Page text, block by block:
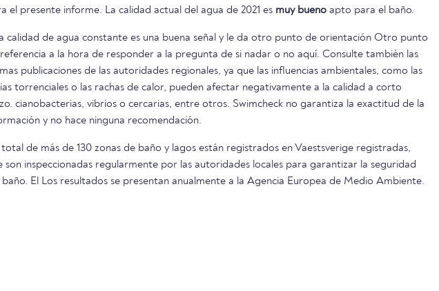
el presente informe. La calidad actual del agua de 2021 es muy bueno apto para el baño.
calidad de agua constante es una buena señal y le da otro punto de orientación Otro punto
a la hora de responder a la pregunta de si nadar o no aquí. Consulte también las
publicaciones de las autoridades regionales, ya que las influencias ambientales, como las
torrenciales o las rachas de calor, pueden afectar negativamente a la calidad a corto
cianobacterias, vibrios o cercarias, entre otros. Swimcheck no garantiza la exactitud de la
y no hace ninguna recomendación.
total de más de 130 zonas de baño y lagos están registrados en Vaestsverige registradas,
son inspeccionadas regularmente por las autoridades locales para garantizar la seguridad
baño. El Los resultados se presentan anualmente a la Agencia Europea de Medio Ambiente.